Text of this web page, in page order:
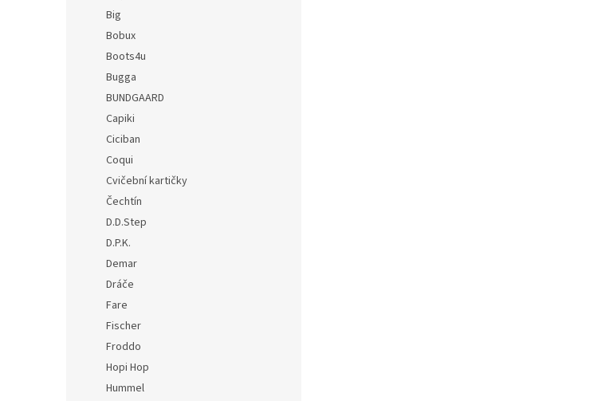
Big
Bobux
Boots4u
Bugga
BUNDGAARD
Capiki
Ciciban
Coqui
Cvičební kartičky
Čechtín
D.D.Step
D.P.K.
Demar
Dráče
Fare
Fischer
Froddo
Hopi Hop
Hummel